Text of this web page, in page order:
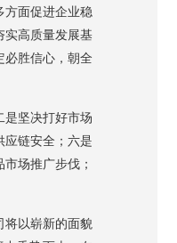
面促进企业稳
实高质量发展基
胜信心，朝全
坚决打好市场
链安全；六是
场推广步伐；
以崭新的面貌